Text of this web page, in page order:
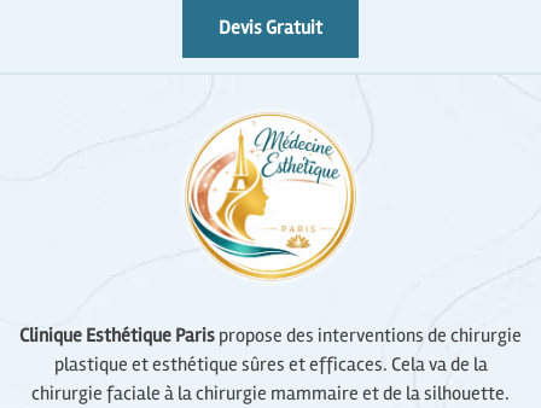
Devis Gratuit
Clinique Esthétique Paris propose des interventions de chirurgie
plastique et esthétique sûres et efficaces. Cela va de la
chirurgie faciale à la chirurgie mammaire et de la silhouette.